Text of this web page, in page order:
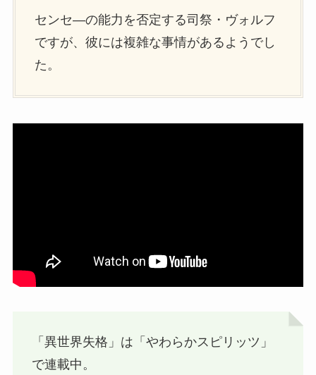
センセ―の能力を否定する司祭・ヴォルフ
ですが、彼には複雑な事情があるようでし
た。
「異世界失格」は「やわらかスピリッツ」
で連載中。